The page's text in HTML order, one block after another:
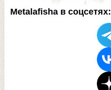
Metalafisha в соцсетях: